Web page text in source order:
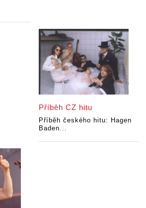
Příběh CZ hitu
Příběh českého hitu: Hagen
Baden...